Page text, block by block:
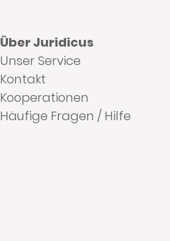
Über Juridicus
Unser Service
Kontakt
Kooperationen
Häufige Fragen / Hilfe